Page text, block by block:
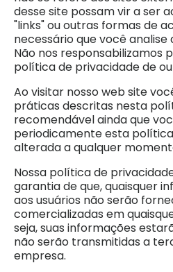
desse site possam vir a ser
"links" ou outras formas de
necessário que você
Não nos responsabilizamos
política de privacidade de
Ao visitar nosso web site
práticas descritas nesta
recomendável ainda que
periodicamente esta
alterada a qualquer
Nossa política de
garantia de que, quaisquer
aos usuários não serão
comercializadas em
seja, suas informações
não serão transmitidas a
empresa.